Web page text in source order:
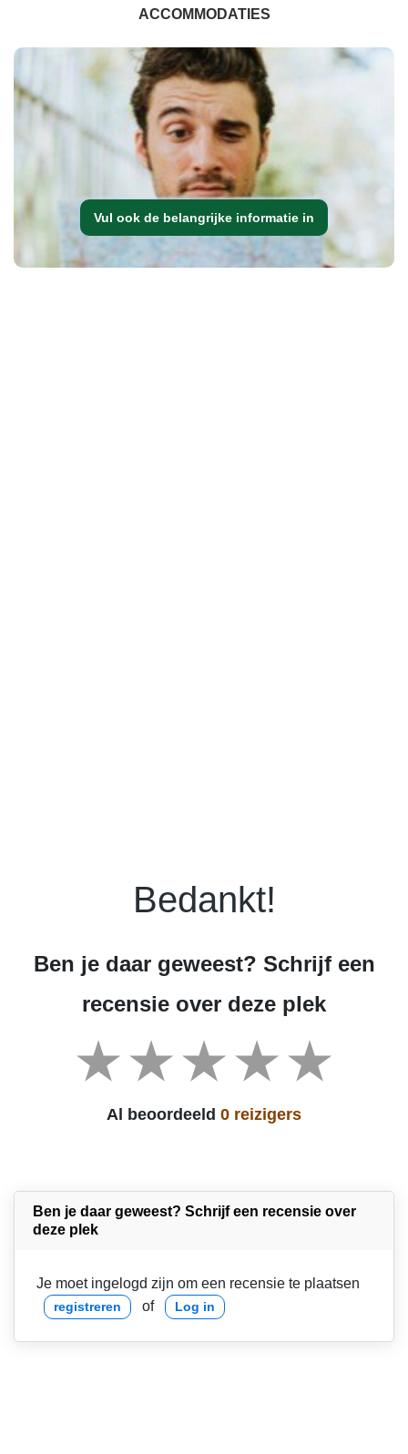
ACCOMMODATIES
Vul ook de belangrijke informatie in
Bedankt!
Ben je daar geweest? Schrijf een
recensie over deze plek
Al beoordeeld 0 reizigers
Ben je daar geweest? Schrijf een recensie over
deze plek
Je moet ingelogd zijn om een recensie te plaatsen
registreren of Log in